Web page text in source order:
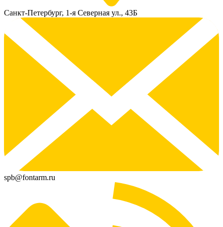
Санкт-Петербург, 1-я Северная ул., 43Б
spb@fontarm.ru